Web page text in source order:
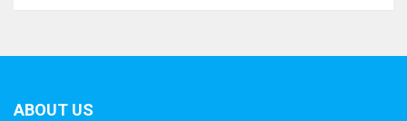
ABOUT US